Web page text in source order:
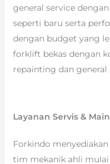
general service
seperti baru serta
dengan budget yang
forklift bekas dengan
repainting dan general
Layanan Servis &
Forkindo
tim mekanik ahli